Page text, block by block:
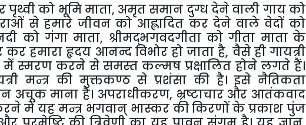
को भूमि माता, अमृत समान दुग्ध देने वाली गाय को
से हमारे जीवन को आह्लादित कर देने वाले वेदों को
को गंगा माता, श्रीमद्भगवदगीता को गीता माता के
हमारा हृदय आनन्द विभोर हो जाता है, वैसे ही गायत्री
में स्मरण करने से समस्त कल्मष प्रक्षालित होने लगते हैं।
मन्त्र की मुक्तकण्ठ से प्रशंसा की है। इसे नैतिकता
अचूक माना है। अपराधीकरण, भ्रष्टाचार और आतंकवाद
में यह मन्त्र भगवान् भास्कर की किरणों के प्रकाश पुंज